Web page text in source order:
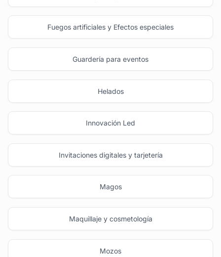
Fuegos artificiales y Efectos especiales
Guardería para eventos
Helados
Innovación Led
Invitaciones digitales y tarjetería
Magos
Maquillaje y cosmetología
Mozos